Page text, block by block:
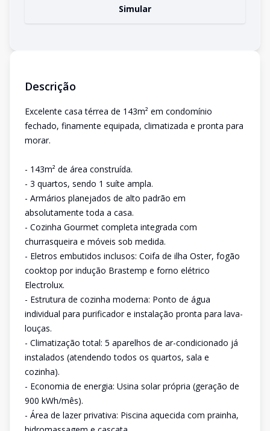
Simular
Descrição
Excelente casa térrea de 143m² em condomínio
fechado, finamente equipada, climatizada e pronta para
morar.
- 143m² de área construída.
- 3 quartos, sendo 1 suíte ampla.
- Armários planejados de alto padrão em
absolutamente toda a casa.
- Cozinha Gourmet completa integrada com
churrasqueira e móveis sob medida.
- Eletros embutidos inclusos: Coifa de ilha Oster, fogão
cooktop por indução Brastemp e forno elétrico
Electrolux.
- Estrutura de cozinha moderna: Ponto de água
individual para purificador e instalação pronta para lava-
louças.
- Climatização total: 5 aparelhos de ar-condicionado já
instalados (atendendo todos os quartos, sala e
cozinha).
- Economia de energia: Usina solar própria (geração de
900 kWh/mês).
- Área de lazer privativa: Piscina aquecida com prainha,